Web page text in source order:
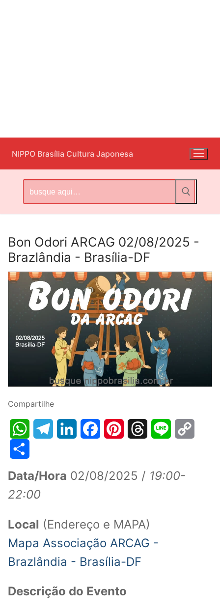
para
o
conteúdo
NIPPO Brasília Cultura Japonesa
por:
Bon Odori ARCAG 02/08/2025 -
Brazlândia - Brasília-DF
Compartilhe
WhatsApp
Share
Data/Hora 02/08/2025 / 19:00-
22:00
Local (Endereço e MAPA)
Mapa Associação ARCAG -
Brazlândia - Brasília-DF
Descrição do Evento